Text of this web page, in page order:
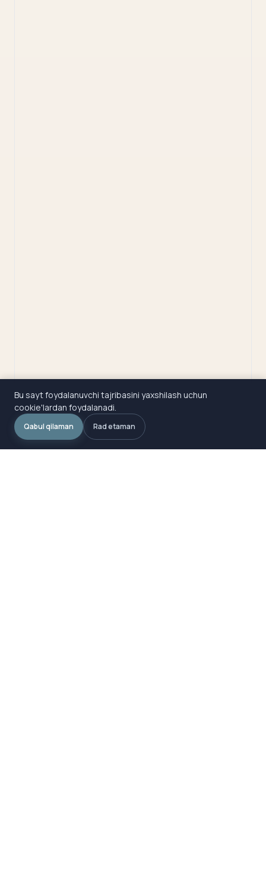
Bu sayt foydalanuvchi tajribasini yaxshilash uchun
cookie'lardan foydalanadi.
Qabul qilaman Rad etaman